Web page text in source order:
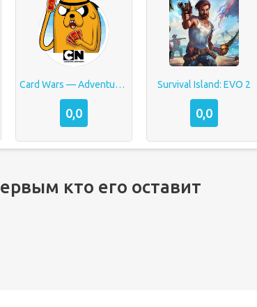
Card Wars — Adventure Time
0,0
Survival Island: EVO 2
0,0
кто его оставит